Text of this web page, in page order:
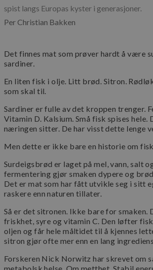
spist langs Europas kyster i generasjoner.
Per Christian Bakken
Det finnes mat som prøver hardt å være
sardiner.
En liten fisk i olje. Litt brød. Sitron.
som skal til.
Sardiner er fulle av det kroppen trenger.
Vitamin D. Kalsium. Små fisk spises hele.
næringen sitter. De har visst dette lenge
Men dette er ikke bare en historie om
Surdeigsbrød er laget på mel, vann, salt
fermentering gjør smaken dypere og
Det er mat som har fått utvikle seg i sitt
raskere enn naturen tillater.
Så er det sitronen. Ikke bare for smaken.
friskhet, syre og vitamin C. Den løfter
oljen og får hele måltidet til å kjennes
sitron gjør ofte mer enn en lang
Forskeren Nick Norwitz har skrevet om